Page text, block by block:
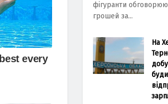
фігуранти
грошей за...
На